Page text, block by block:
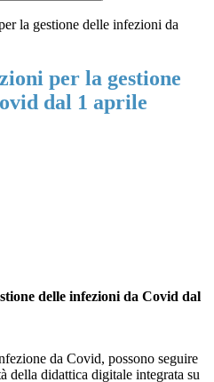
la gestione delle infezioni da
per la gestione
dal 1 aprile
delle infezioni da Covid dal
da Covid, possono seguire
della didattica digitale integrata su